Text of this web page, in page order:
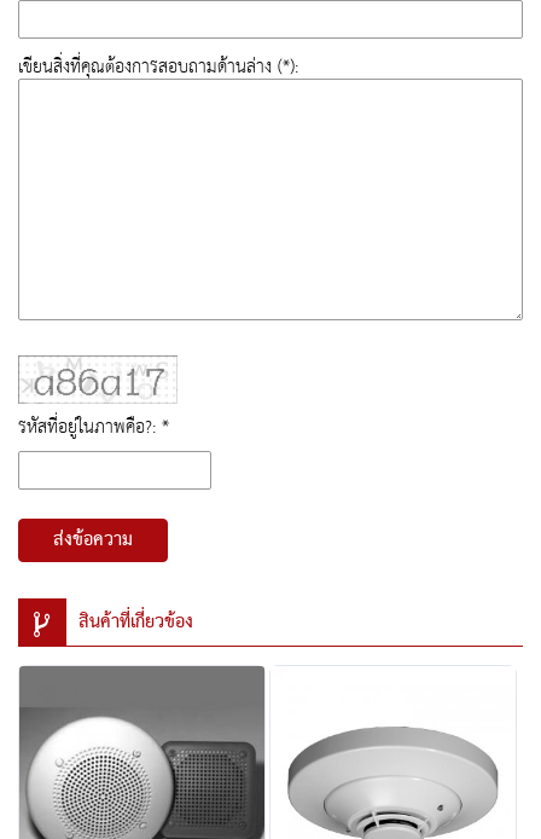
เขียนสิ่งที่คุณต้องการสอบถามด้านล่าง (*):
รหัสที่อยู่ในภาพคือ?: *
ส่งข้อความ
สินค้าที่เกี่ยวข้อง